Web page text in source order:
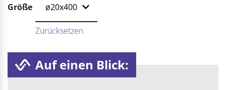
Größe
Zurücksetzen
Auf einen Blick: